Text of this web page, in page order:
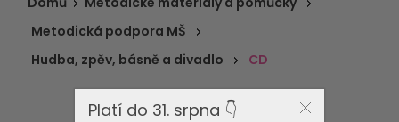
Metodická podpora MŠ
Hudba, zpěv, básně a divadlo
CD
Platí do 31. srpna 👇